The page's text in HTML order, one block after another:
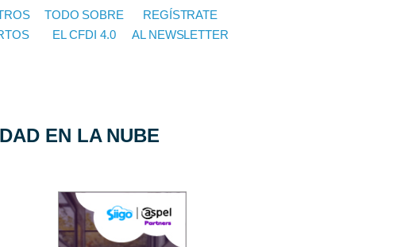
TODO SOBRE
EL CFDI 4.0
REGÍSTRATE
AL NEWSLETTER
EN LA NUBE